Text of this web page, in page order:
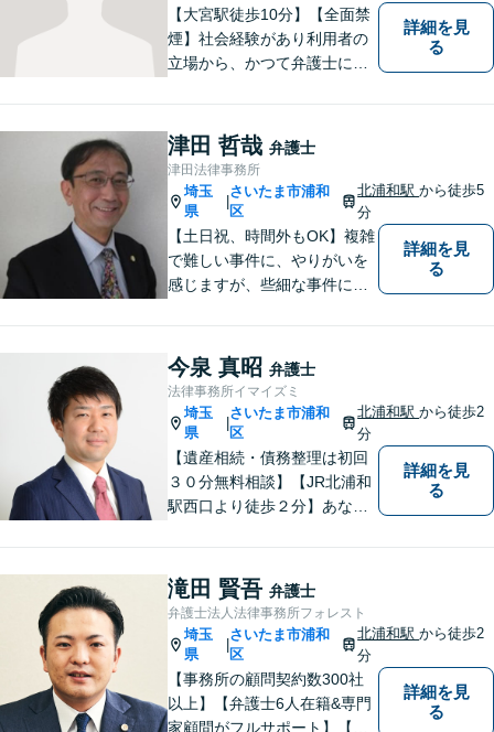
【大宮駅徒歩10分】【全面禁
煙】社会経験があり利用者の
立場から、かつて弁護士に相
ります。 どのようにしたら、
敷居を低くできるか、緊張せ
ずに、リラックスして頂ける
か、なごやかな雰囲気作りを
常に心掛けています。
詳細を見
る
津田 哲哉 弁護士
津田法律事務所
埼玉
県
|
さいたま市浦和
区
北浦和駅から徒歩5
分
【土日祝、時間外もOK】複雑
で難しい事件に、やりがいを
感じますが、些細な事件にも
ティング会社での経験から、
会社経営、経理・税務などに
も詳しく、きめ細かく対応致
します。刑事事件にも力を入
れています。
詳細を見
る
今泉 真昭 弁護士
法律事務所イマイズミ
埼玉
県
|
さいたま市浦和
区
北浦和駅から徒歩2
分
【遺産相続・債務整理は初回
３０分無料相談】【JR北浦和
駅西口より徒歩２分】あなた
ミがお預かりします。あなた
の代わりに悩み、考え、解決
策をご提案します。
詳細を見
る
滝田 賢吾 弁護士
弁護士法人法律事務所フォレスト
埼玉
県
|
さいたま市浦和
区
北浦和駅から徒歩2
分
【事務所の顧問契約数300社
以上】【弁護士6人在籍&専門
家顧問がフルサポート】【北
詳細を見
る